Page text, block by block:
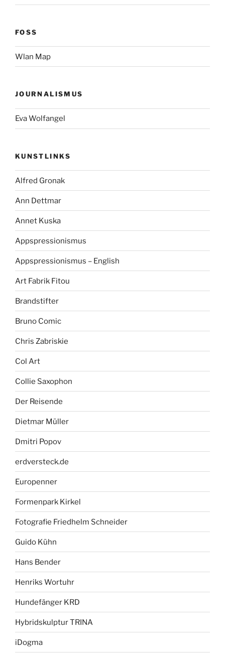
FOSS
Wlan Map
JOURNALISMUS
Eva Wolfangel
KUNSTLINKS
Alfred Gronak
Ann Dettmar
Annet Kuska
Appspressionismus
Appspressionismus – English
Art Fabrik Fitou
Brandstifter
Bruno Comic
Chris Zabriskie
Col Art
Collie Saxophon
Der Reisende
Dietmar Müller
Dmitri Popov
erdversteck.de
Europenner
Formenpark Kirkel
Fotografie Friedhelm Schneider
Guido Kühn
Hans Bender
Henriks Wortuhr
Hundefänger KRD
Hybridskulptur TRINA
iDogma